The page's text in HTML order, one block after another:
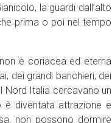
la guardi dall’alto
prima o poi nel tempo
è coriacea ed eterna
dei grandi banchieri, dei
Nord Italia cercavano un
è diventata attrazione e
non possono dormire